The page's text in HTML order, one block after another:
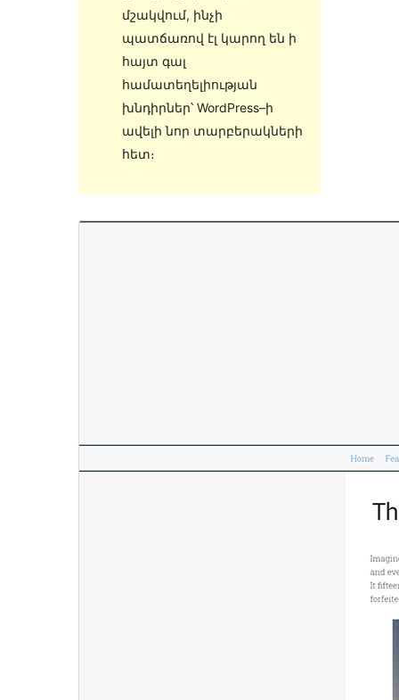
մշակվում, ինչի
պատճառով էլ կարող են ի
հայտ գալ
համատեղելիության
խնդիրներ՝ WordPress–ի
ավելի նոր տարբերակների
հետ։